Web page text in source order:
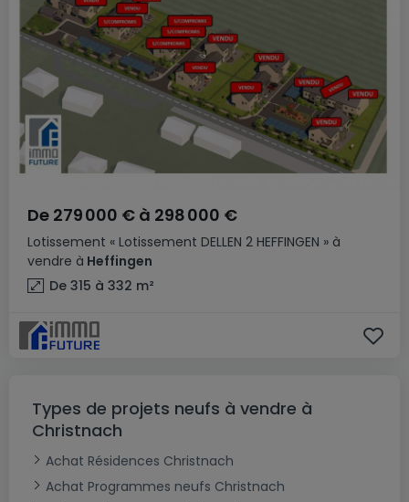
Lotissement « Lotissement DELLEN 2 HEFFINGEN » à
vendre à Heffingen
De 279 000 € à 298 000 €
De 315 à 332 m²
Types de projets neufs à vendre à
Christnach
Achat Résidences Christnach
Achat Programmes neufs Christnach